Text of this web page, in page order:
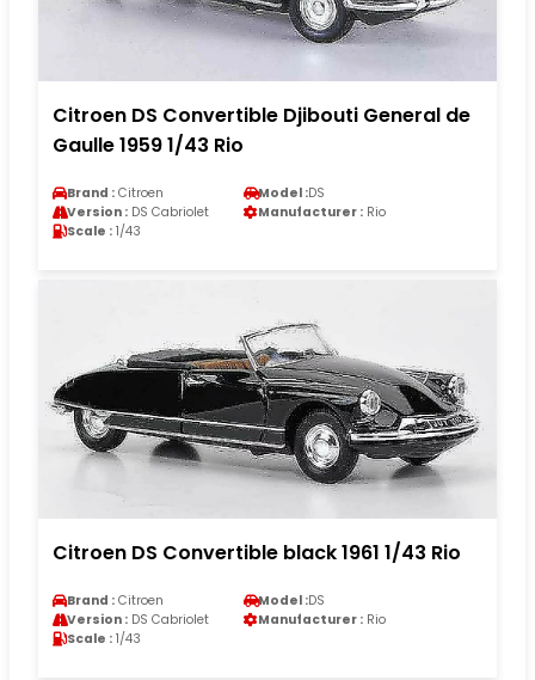
Citroen DS Convertible Djibouti General de
Gaulle 1959 1/43 Rio
Brand : Citroen Model :DS
Version : DS Cabriolet Manufacturer : Rio
Scale : 1/43
Citroen DS Convertible black 1961 1/43 Rio
Brand : Citroen Model :DS
Version : DS Cabriolet Manufacturer : Rio
Scale : 1/43